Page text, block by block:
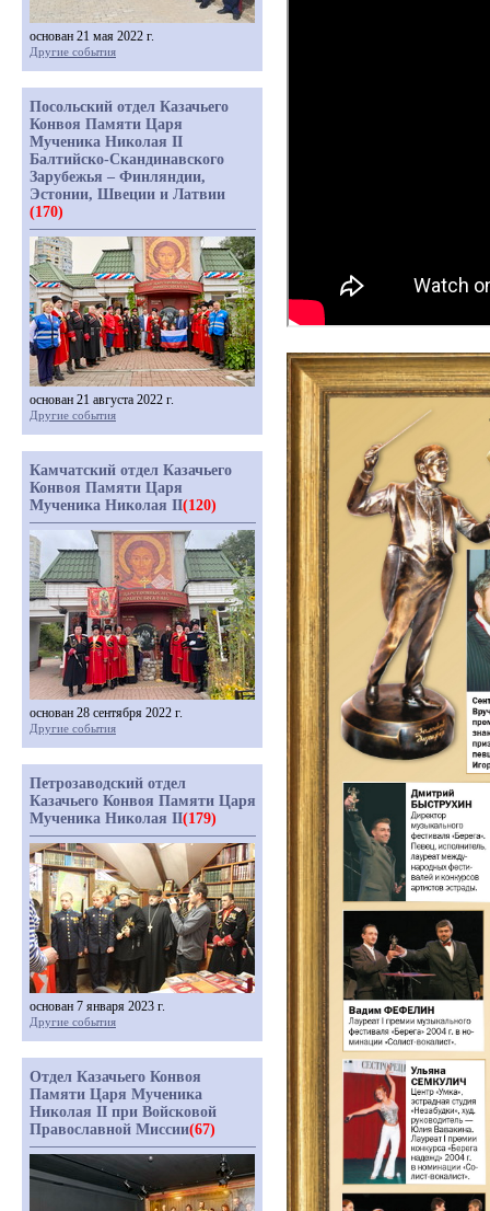
основан 21 мая 2022 г.
Другие события
Посольский отдел Казачьего
Конвоя Памяти Царя
Мученика Николая II
Балтийско-Скандинавского
Зарубежья – Финляндии,
Эстонии, Швеции и Латвии
(170)
основан 21 августа 2022 г.
Другие события
Камчатский отдел Казачьего
Конвоя Памяти Царя
Мученика Николая II(120)
основан 28 сентября 2022 г.
Другие события
Петрозаводский отдел
Казачьего Конвоя Памяти Царя
Мученика Николая II(179)
основан 7 января 2023 г.
Другие события
Отдел Казачьего Конвоя
Памяти Царя Мученика
Николая II при Войсковой
Православной Миссии(67)